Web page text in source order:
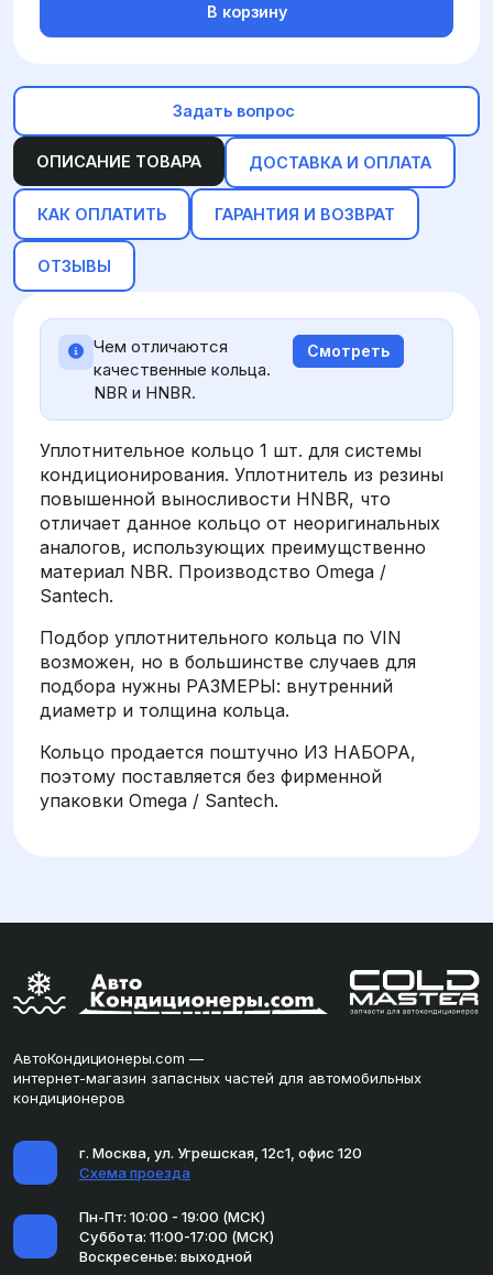
ОПИСАНИЕ ТОВАРА ДОСТАВКА И ОПЛАТА
КАК ОПЛАТИТЬ ГАРАНТИЯ И ВОЗВРАТ
ОТЗЫВЫ
Чем отличаются
качественные кольца.
NBR и HNBR.
Смотреть
Уплотнительное кольцо 1 шт. для системы
кондиционирования. Уплотнитель из резины
повышенной выносливости HNBR, что
отличает данное кольцо от неоригинальных
аналогов, использующих преимущственно
материал NBR. Производство Omega /
Santech.
Подбор уплотнительного кольца по VIN
возможен, но в большинстве случаев для
подбора нужны РАЗМЕРЫ: внутренний
диаметр и толщина кольца.
Кольцо продается поштучно ИЗ НАБОРА,
поэтому поставляется без фирменной
упаковки Omega / Santech.
В корзину
Задать вопрос
АвтоКондиционеры.com —
интернет-магазин запасных частей для автомобильных
кондиционеров
г. Москва, ул. Угрешская, 12с1, офис 120
Схема проезда
Пн-Пт: 10:00 - 19:00 (МСК)
Суббота: 11:00-17:00 (МСК)
Воскресенье: выходной